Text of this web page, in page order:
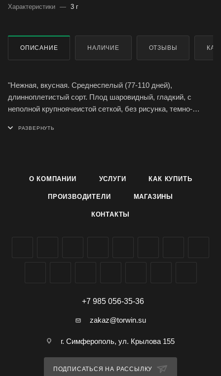
Характеристики — 3 г
ОПИСАНИЕ НАЛИЧИЕ ОТЗЫВЫ
"Нежная, вкусная. Среднеспелый (77-110 дней),
длинноплетистый сорт. Плод шаровидный, гладкий, с
неполной крупноячеистой сеткой, без рисунка, темно-
плотная, белая, вязкая, сладкая. Сорт устойчив к
Товарная урожайность 14,6-22,7 т/га.
когда почва прогреется до +15°С, на глубину 3-5 см. Схема
поливе, рыхлении и подкормках.
О КОМПАНИИ УСЛУГИ КАК КУПИТЬ
ПРОИЗВОДИТЕЛИ МАГАЗИНЫ
КОНТАКТЫ
+7 985 056-35-36
zakaz@torwin.su
г. Симферополь, ул. Крылова 155
ПОДПИСАТЬСЯ НА РАССЫЛКУ